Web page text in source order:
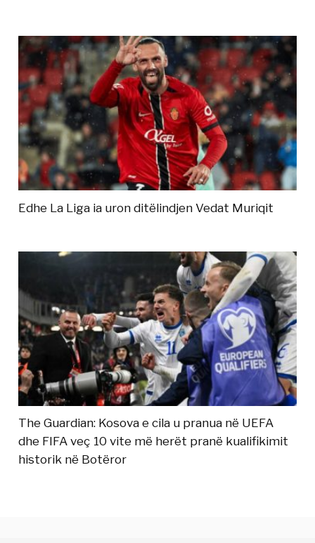
Edhe La Liga ia uron ditëlindjen Vedat Muriqit
The Guardian: Kosova e cila u pranua në UEFA
dhe FIFA veç 10 vite më herët pranë kualifikimit
historik në Botëror